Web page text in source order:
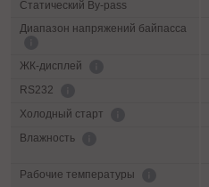
Статический By-pass
Диапазон напряжений байпасса
ЖК-дисплей
RS232
Холодный старт
Влажность
Рабочие температуры